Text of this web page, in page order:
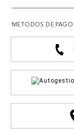
METODOS DE PAGO